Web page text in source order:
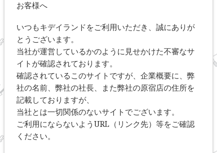
お客様へ
いつもキデイランドをご利用いただき、誠にありが
とうございます。
当社が運営しているかのように見せかけた不審なサ
イトが確認されております。
確認されているこのサイトですが、企業概要に、弊
社の名前、弊社の社長、また弊社の原宿店の住所を
記載しておりますが、
当社とは一切関係のないサイトでございます。
ご利用にならないようURL（リンク先）等をご確認
ください。